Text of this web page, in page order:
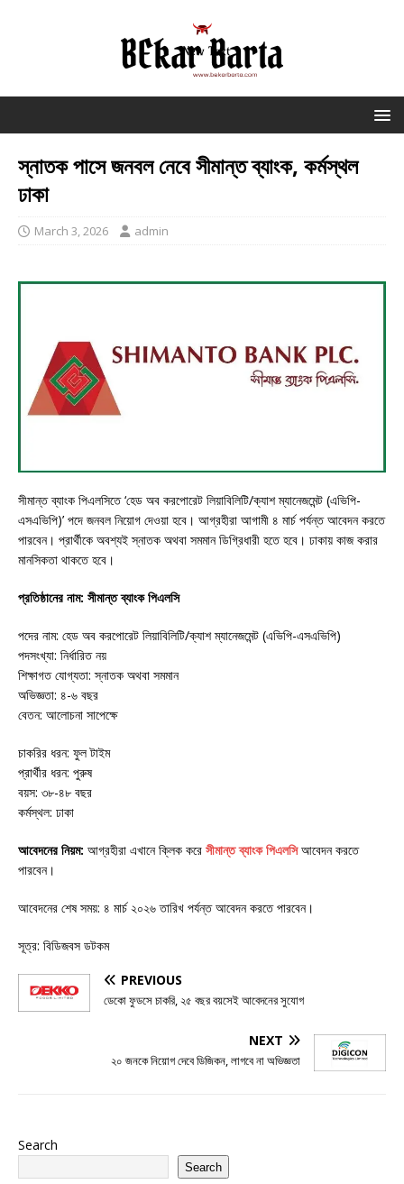
স্নাতক পাসে জনবল নেবে সীমান্ত ব্যাংক, কর্মস্থল
ঢাকা
March 3, 2026 admin
সীমান্ত ব্যাংক পিএলসিতে ‘হেড অব করপোরেট লিয়াবিলিটি/ক্যাশ ম্যানেজমেন্ট (এভিপি-
এসএভিপি)’ পদে জনবল নিয়োগ দেওয়া হবে। আগ্রহীরা আগামী ৪ মার্চ পর্যন্ত আবেদন করতে
পারবেন। প্রার্থীকে অবশ্যই স্নাতক অথবা সমমান ডিগ্রিধারী হতে হবে। ঢাকায় কাজ করার
মানসিকতা থাকতে হবে।
প্রতিষ্ঠানের নাম: সীমান্ত ব্যাংক পিএলসি
পদের নাম: হেড অব করপোরেট লিয়াবিলিটি/ক্যাশ ম্যানেজমেন্ট (এভিপি-এসএভিপি)
পদসংখ্যা: নির্ধারিত নয়
শিক্ষাগত যোগ্যতা: স্নাতক অথবা সমমান
অভিজ্ঞতা: ৪-৬ বছর
বেতন: আলোচনা সাপেক্ষে
চাকরির ধরন: ফুল টাইম
প্রার্থীর ধরন: পুরুষ
বয়স: ৩৮-৪৮ বছর
কর্মস্থল: ঢাকা
আবেদনের নিয়ম: আগ্রহীরা এখানে ক্লিক করে সীমান্ত ব্যাংক পিএলসিআবেদন করতে
পারবেন।
আবেদনের শেষ সময়: ৪ মার্চ ২০২৬ তারিখ পর্যন্ত আবেদন করতে পারবেন।
সূত্র: বিডিজবস ডটকম
PREVIOUS
ডেকো ফুডসে চাকরি, ২৫ বছর বয়সেই আবেদনের সুযোগ
NEXT
২০ জনকে নিয়োগ দেবে ডিজিকন, লাগবে না অভিজ্ঞতা
Search
Search